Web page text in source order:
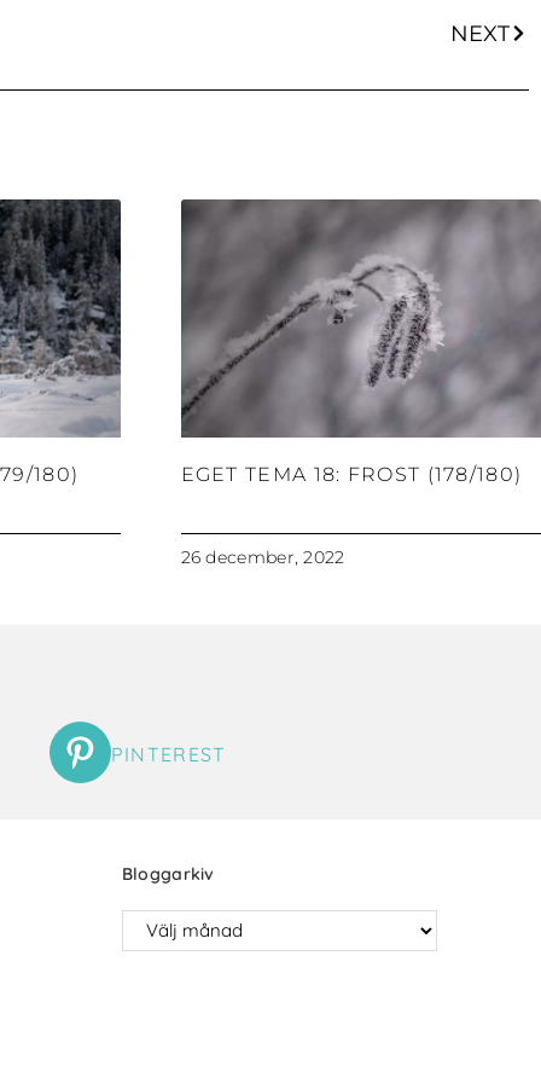
NEXT
180) EGET TEMA 18: FROST (178/180)
26 december, 2022
PINTEREST
Bloggarkiv